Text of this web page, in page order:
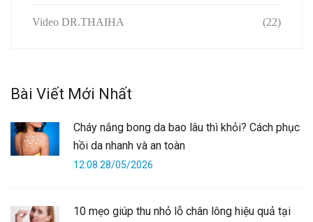
Video DR.THAIHA (22)
Bài Viết Mới Nhất
Cháy nắng bong da bao lâu thì khỏi? Cách phục
hồi da nhanh và an toàn
12:08 28/05/2026
10 mẹo giúp thu nhỏ lỗ chân lông hiệu quả tại